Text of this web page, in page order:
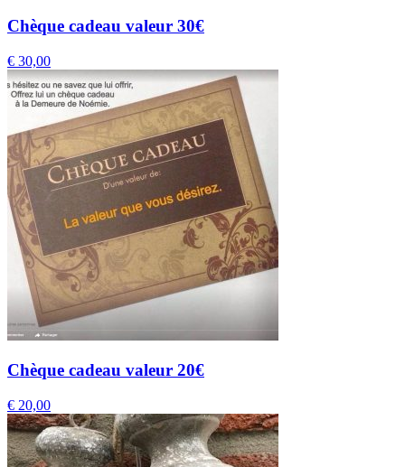
Chèque cadeau valeur 30€
€ 30,00
Chèque cadeau valeur 20€
€ 20,00